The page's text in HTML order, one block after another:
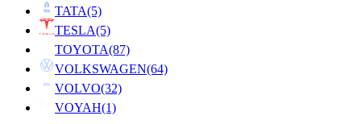
TATA(5)
TESLA(5)
TOYOTA(87)
VOLKSWAGEN(64)
VOLVO(32)
VOYAH(1)